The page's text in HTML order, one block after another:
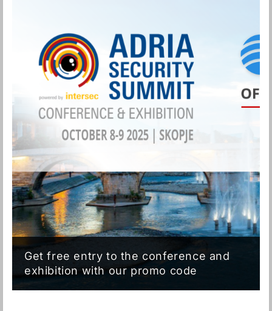
Get free entry to the conference and
exhibition with our promo code